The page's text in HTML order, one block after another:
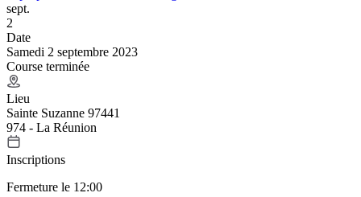
sept.
2
Date
Samedi 2 septembre 2023
Course terminée
Lieu
Sainte Suzanne 97441
974 - La Réunion
Inscriptions
Fermeture le 12:00